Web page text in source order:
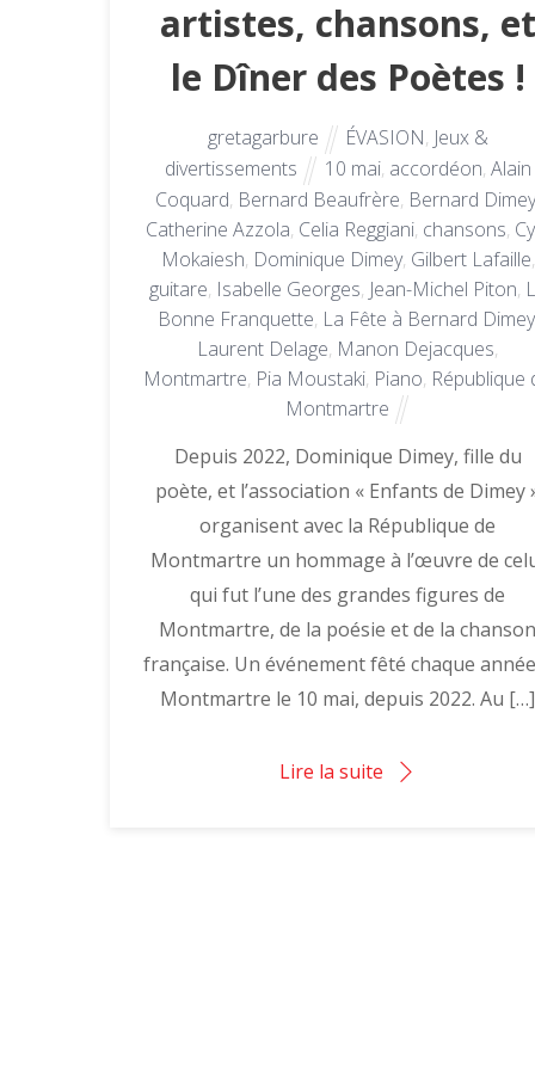
artistes, chansons, et
le Dîner des Poètes !
gretagarbure ÉVASION, Jeux &
divertissements
10 mai, accordéon, Alain
Coquard, Bernard Beaufrère, Bernard
Catherine Azzola, Celia Reggiani, chansons,
Mokaiesh, Dominique Dimey, Gilbert Lafaille,
guitare, Isabelle Georges, Jean-Michel Piton,
Bonne Franquette, La Fête à Bernard Dimey
Laurent Delage, Manon Dejacques,
Montmartre, Pia Moustaki, Piano, République
Montmartre
Depuis 2022, Dominique Dimey, fille du
poète, et l’association « Enfants de Dimey
organisent avec la République de
Montmartre un hommage à l’œuvre de
qui fut l’une des grandes figures de
Montmartre, de la poésie et de la chanson
française. Un événement fêté chaque
Montmartre le 10 mai, depuis 2022. Au […]
Lire la suite